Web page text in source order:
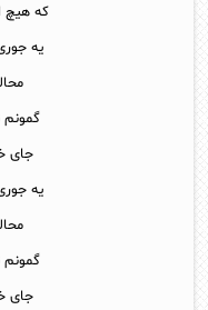
که هیچ
یه
جای
یه
جای